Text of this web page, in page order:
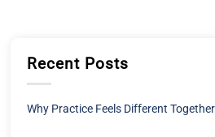
Recent Posts
Why Practice Feels Different Together